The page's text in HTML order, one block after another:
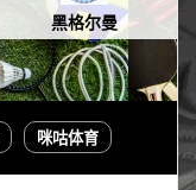
黑格尔曼
咪咕体育